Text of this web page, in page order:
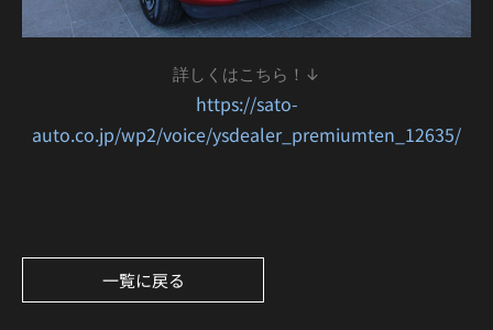
詳しくはこちら！↓
https://sato-
auto.co.jp/wp2/voice/ysdealer_premiumten_12635/
一覧に戻る